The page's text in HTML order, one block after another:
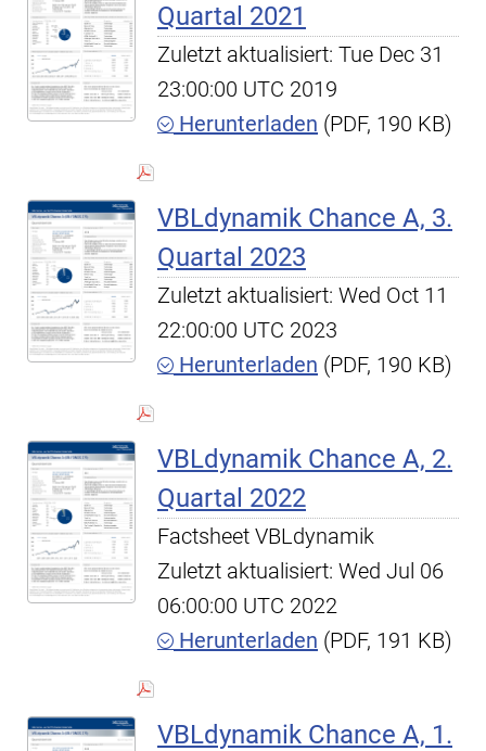
Quartal 2021
Zuletzt aktualisiert: Tue Dec 31
23:00:00 UTC 2019
Herunterladen (PDF, 190 KB)
VBLdynamik Chance A, 3.
Quartal 2023
Zuletzt aktualisiert: Wed Oct 11
22:00:00 UTC 2023
Herunterladen (PDF, 190 KB)
VBLdynamik Chance A, 2.
Quartal 2022
Factsheet VBLdynamik
Zuletzt aktualisiert: Wed Jul 06
06:00:00 UTC 2022
Herunterladen (PDF, 191 KB)
VBLdynamik Chance A, 1.